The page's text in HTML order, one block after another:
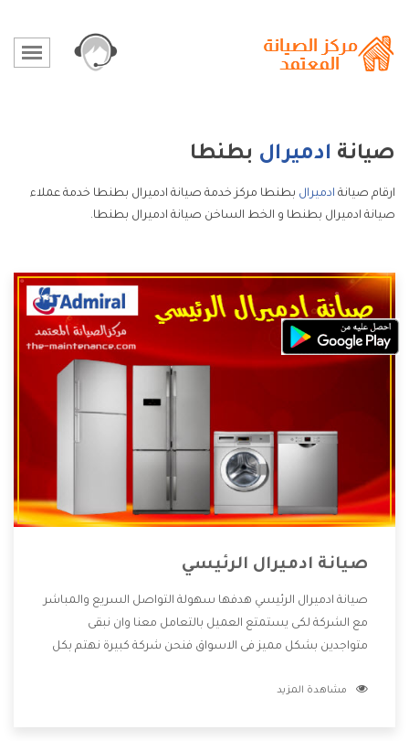
صيانة ادميرال بطنطا
ارقام صيانة ادميرال بطنطا مركز خدمة صيانة ادميرال بطنطا خدمة عملاء
صيانة ادميرال بطنطا و الخط الساخن صيانة ادميرال بطنطا.
صيانة ادميرال الرئيسي
صيانة ادميرال الرئيسي هدفها سهولة التواصل السريع والمباشر
مع الشركة لكى يستمتع العميل بالتعامل معنا وان نبقى
متواجدين بشكل مميز فى الاسواق فنحن شركة كبيرة نهتم بكل
الشركة بها والتى تكون منها خدمة الصيانة التى تكون من أهم
مشاهدة المزيد